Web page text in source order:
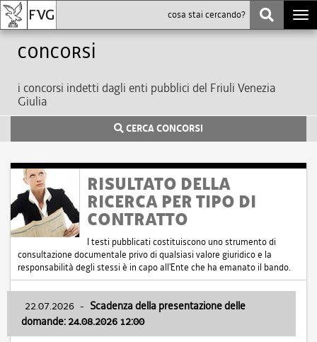
Concorsi
i concorsi indetti dagli enti pubblici del Friuli Venezia
Giulia
CERCA CONCORSI
RISULTATO DELLA
RICERCA PER TIPO DI
CONTRATTO
I testi pubblicati costituiscono uno strumento di
consultazione documentale privo di qualsiasi valore giuridico e la
responsabilità degli stessi è in capo all'Ente che ha emanato il bando.
22.07.2026 - Scadenza della presentazione delle
domande: 24.08.2026 12:00